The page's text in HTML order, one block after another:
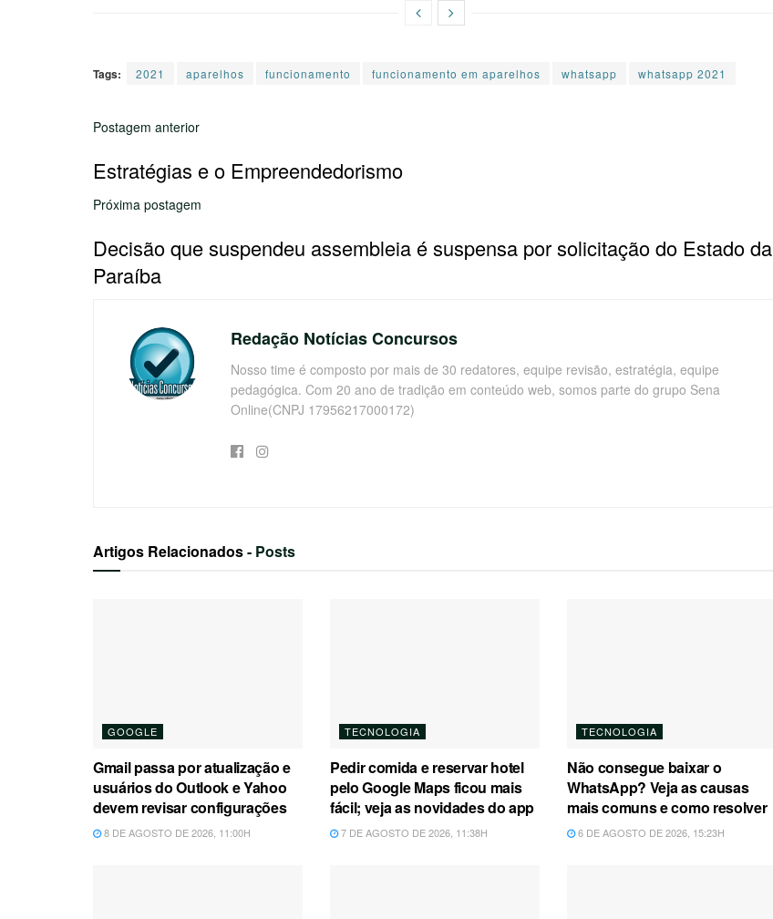
Tags: 2021 aparelhos funcionamento funcionamento em aparelhos whatsapp whatsapp 2021
Postagem anterior
Estratégias e o Empreendedorismo
Próxima postagem
Decisão que suspendeu assembleia é suspensa por solicitação do Estado da
Paraíba
Redação Notícias Concursos
Nosso time é composto por mais de 30 redatores, equipe revisão, estratégia, equipe
pedagógica. Com 20 ano de tradição em conteúdo web, somos parte do grupo Sena
Online(CNPJ 17956217000172)
Artigos Relacionados- Posts
GOOGLE
Gmail passa por atualização e
usuários do Outlook e Yahoo
devem revisar configurações
8 DE AGOSTO DE 2026, 11:00H
TECNOLOGIA
Pedir comida e reservar hotel
pelo Google Maps ficou mais
fácil; veja as novidades do app
7 DE AGOSTO DE 2026, 11:38H
TECNOLOGIA
Não consegue baixar o
WhatsApp? Veja as causas
mais comuns e como resolver
6 DE AGOSTO DE 2026, 15:23H